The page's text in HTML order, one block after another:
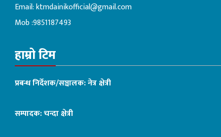
Email:ktmdainikofficial@gmail.com
Mob :9851187493
हाम्रो टिम
प्रबन्ध निर्देशक/सञ्चालक: नेत्र क्षेत्री
सम्पादक: चन्दा क्षेत्री